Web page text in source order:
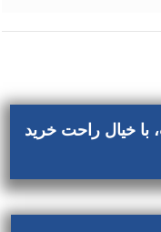
با خیال راحت خرید